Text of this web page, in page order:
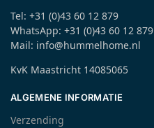
Tel: +31 (0)43 60 12 879
WhatsApp: +31 (0)43 60 12 879
Mail: info@hummelhome.nl
KvK Maastricht 14085065
ALGEMENE INFORMATIE
Verzending